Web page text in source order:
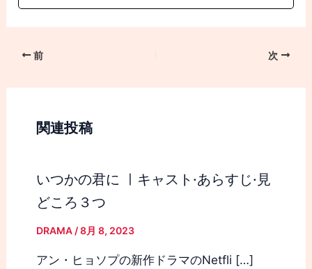
前 次
関連投稿
いつかの君に ㅣキャスト·あらすじ·見
どころ３つ
DRAMA/8月 8, 2023
アン・ヒョソプの新作ドラマのNetfli […]